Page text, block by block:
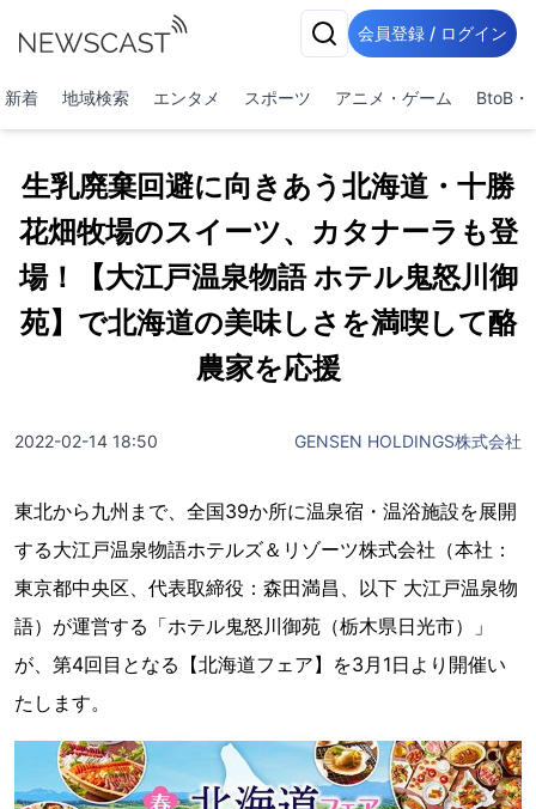
会員登録 / ログイン
新着 地域検索 エンタメ スポーツ アニメ・ゲーム BtoB・
生乳廃棄回避に向きあう北海道・十勝
花畑牧場のスイーツ、カタナーラも登
場！【大江戸温泉物語 ホテル鬼怒川御
苑】で北海道の美味しさを満喫して酪
農家を応援
2022-02-14 18:50 GENSEN HOLDINGS株式会社
東北から九州まで、全国39か所に温泉宿・温浴施設を展開
する大江戸温泉物語ホテルズ＆リゾーツ株式会社（本社：
東京都中央区、代表取締役：森田満昌、以下 大江戸温泉物
語）が運営する「ホテル鬼怒川御苑（栃木県日光市）」
が、第4回目となる【北海道フェア】を3月1日より開催い
たします。